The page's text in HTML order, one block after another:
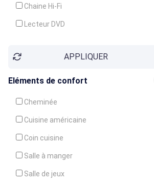
Chaine Hi-Fi
Lecteur DVD
APPLIQUER
Eléments de confort
Cheminée
Cuisine américaine
Coin cuisine
Salle à manger
Salle de jeux